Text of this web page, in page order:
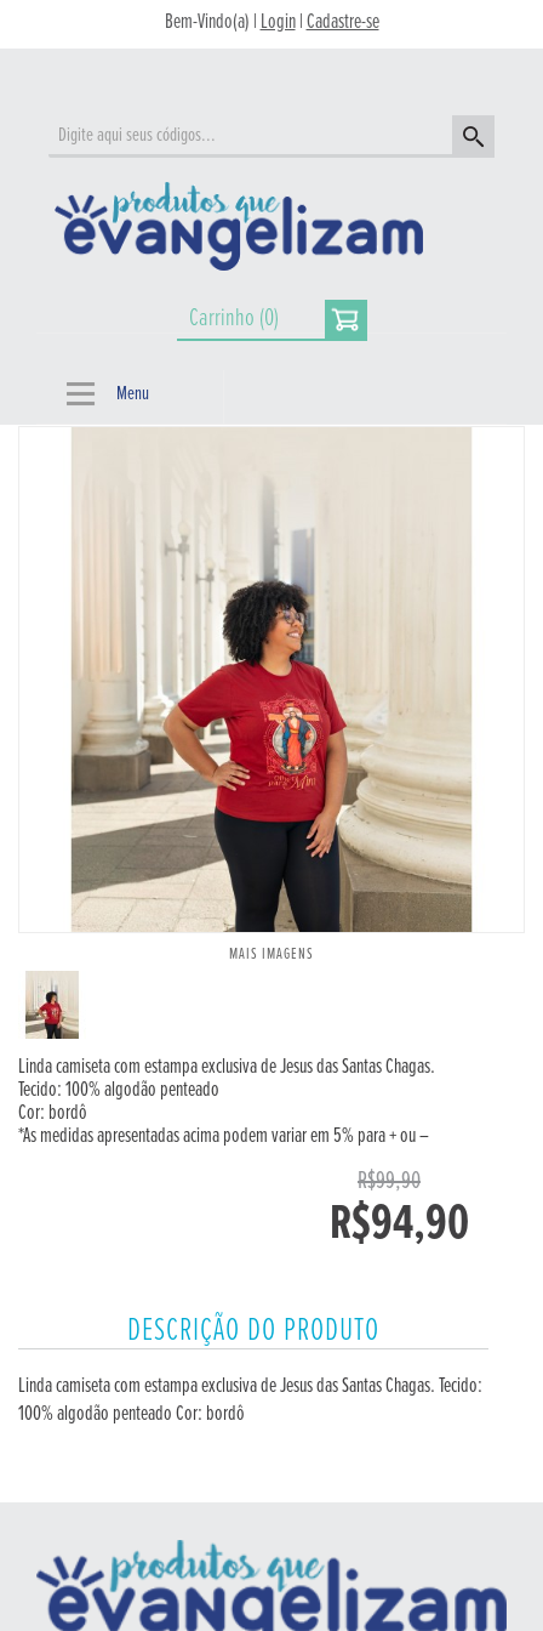
Bem-Vindo(a) |Login|Cadastre-se
Carrinho (0)
Menu
MAIS IMAGENS
Linda camiseta com estampa exclusiva de Jesus das Santas Chagas.
Tecido: 100% algodão penteado
Cor: bordô
*As medidas apresentadas acima podem variar em 5% para + ou –
R$99,90
R$94,90
DESCRIÇÃO DO PRODUTO
Linda camiseta com estampa exclusiva de Jesus das Santas Chagas. Tecido:
100% algodão penteado Cor: bordô